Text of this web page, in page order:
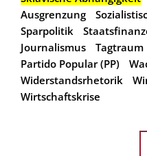
Ausgrenzung
Sparpolitik
Journalismus
Tagtraum
Partido Popular (PP)
Widerstandsrhetorik
Wirtschaftskrise